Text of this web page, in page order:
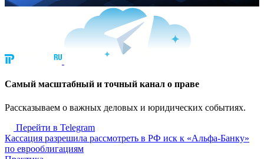
Cамый масштабный и точный канал о праве
Рассказываем о важных деловых и юридических событиях.
Перейти в Telegram
Кассация разрешила рассмотреть в РФ иск к «Альфа-Банку»
по еврооблигациям